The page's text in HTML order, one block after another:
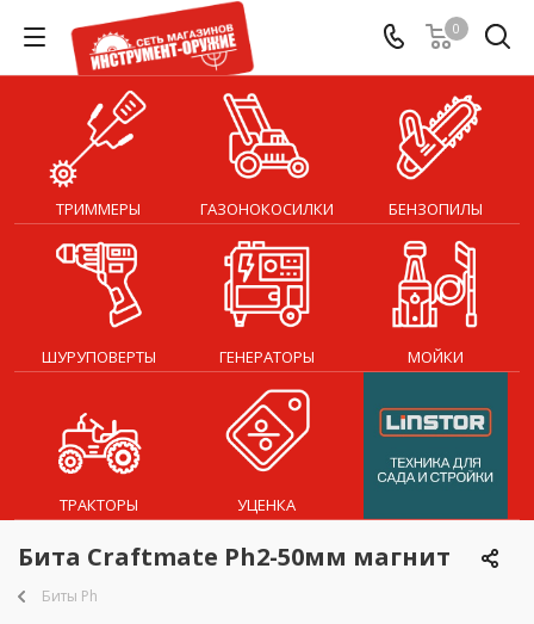
0
ТРИММЕРЫ ГАЗОНОКОСИЛКИ БЕНЗОПИЛЫ
ШУРУПОВЕРТЫ ГЕНЕРАТОРЫ МОЙКИ
ТРАКТОРЫ УЦЕНКА
Бита Craftmate Ph2-50мм магнит
Биты Ph